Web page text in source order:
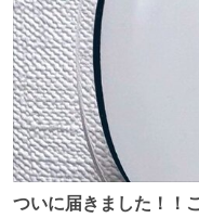
ついに届きました！！